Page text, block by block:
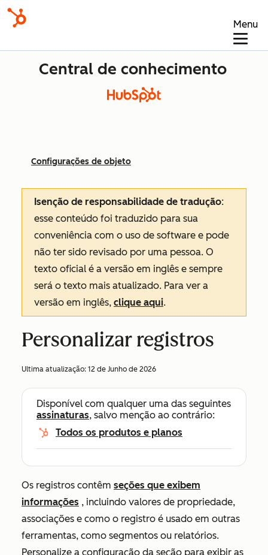
Menu
Central de conhecimento
Configurações de objeto
Isenção de responsabilidade de tradução:
esse conteúdo foi traduzido para sua
conveniência com o uso de software e pode
não ter sido revisado por uma pessoa. O
texto oficial é a versão em inglês e sempre
será o texto mais atualizado. Para ver a
versão em inglês, clique aqui.
Personalizar registros
Ultima atualização: 12 de Junho de 2026
Disponível com qualquer uma das seguintes
assinaturas, salvo menção ao contrário:
Todos os produtos e planos
Os registros contêm seções que exibem
informações , incluindo valores de propriedade,
associações e como o registro é usado em outras
ferramentas, como segmentos ou relatórios.
Personalize a configuração da seção para exibir as